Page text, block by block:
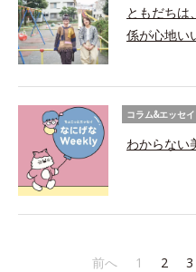
ともだちは
係が心地い
コラム&エッセイ
わからない
前へ 1 2 3